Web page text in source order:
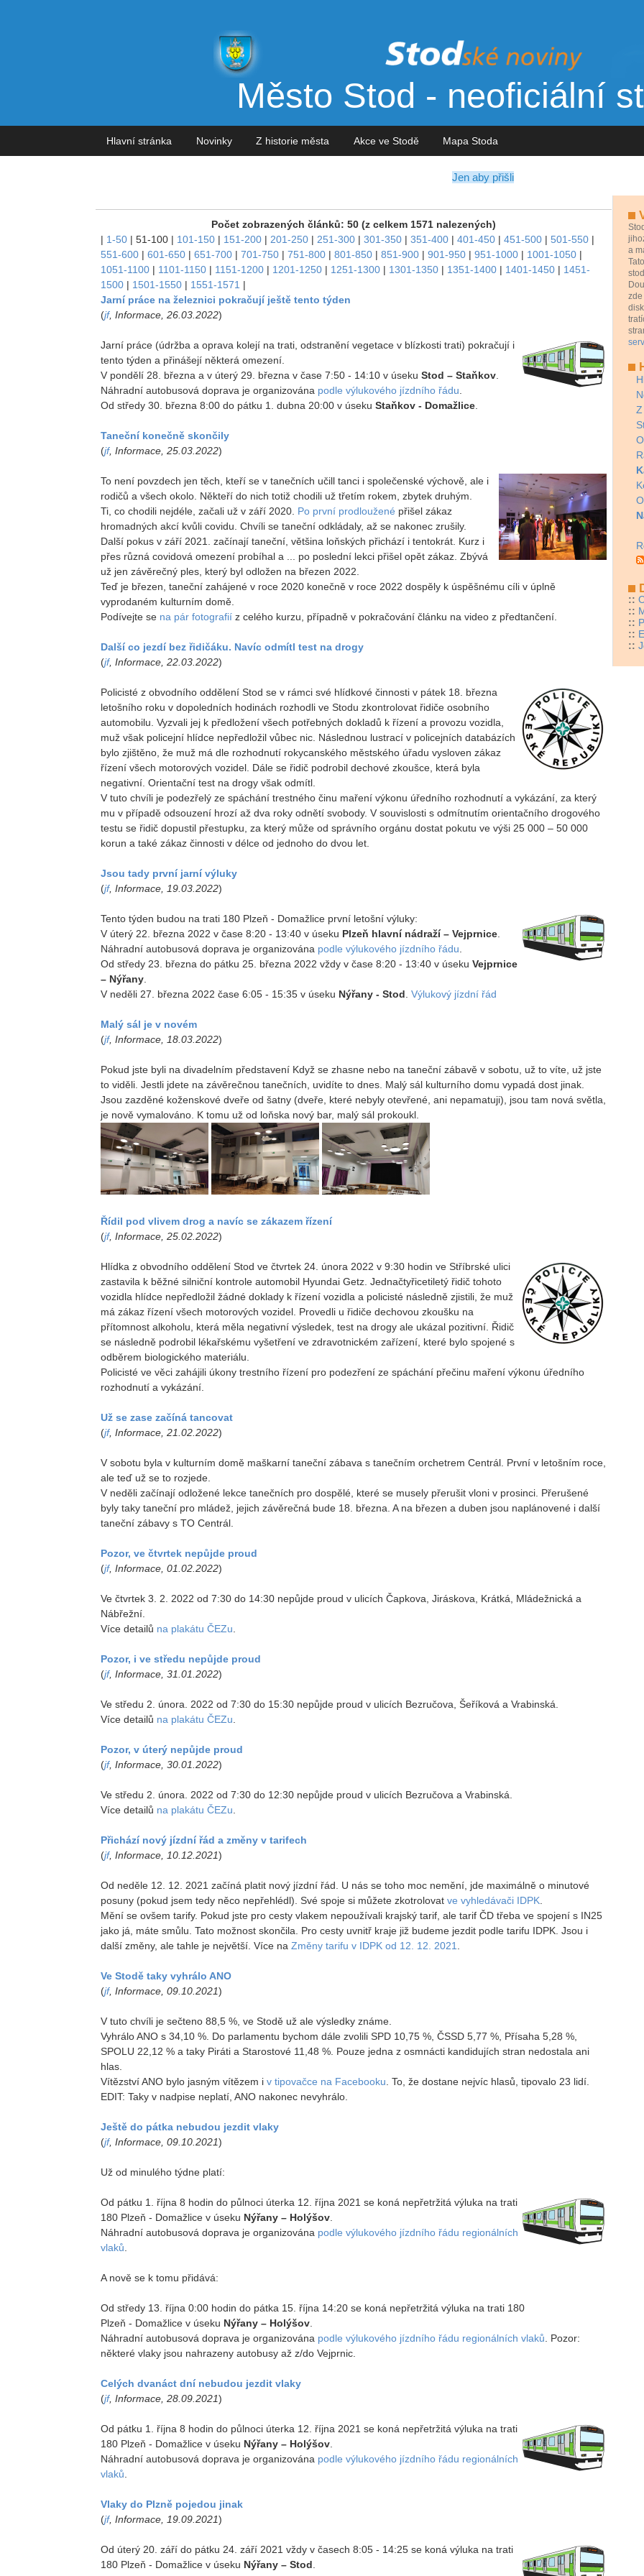
Město Stod - neoficiální
Hlavní stránka Novinky Z historie města Akce ve Stodě Mapa Stoda
Jen aby přišli
Počet zobrazených článků: 50 (z celkem 1571 nalezených)
| 1-50 | 51-100 | 101-150 | 151-200 | 201-250 | 251-300 | 301-350 | 351-400 | 401-450 | 451-500 | 501-550 |
551-600 | 601-650 | 651-700 | 701-750 | 751-800 | 801-850 | 851-900 | 901-950 | 951-1000 | 1001-1050 |
1051-1100 | 1101-1150 | 1151-1200 | 1201-1250 | 1251-1300 | 1301-1350 | 1351-1400 | 1401-1450 | 1451-
1500 | 1501-1550 | 1551-1571 |
Jarní práce na železnici pokračují ještě tento týden
(jf, Informace, 26.03.2022)
Jarní práce (údržba a oprava kolejí na trati, odstranění vegetace v blízkosti trati) pokračují i
tento týden a přinášejí některá omezení.
V pondělí 28. března a v úterý 29. března v čase 7:50 - 14:10 v úseku Stod – Staňkov
Náhradní autobusová doprava je organizována podle výlukového jízdního řádu
Od středy 30. března 8:00 do pátku 1. dubna 20:00 v úseku Staňkov - Domažlice
Taneční konečně skončily
(jf, Informace, 25.03.2022)
To není povzdech jen těch, kteří se v tanečních učill tanci i společenské výchově, ale i
rodičů a všech okolo. Někteří do nich totiž chodili už třetím rokem, zbytek druhým.
Ti, co chodili nejdéle, začali už v září 2020. Po první prodloužené přišel zákaz
hromadných akcí kvůli covidu. Chvíli se taneční odkládaly, až se nakonec zrušily.
Další pokus v září 2021. začínají taneční, většina loňských přichází i tentokrát. Kurz i
přes různá covidová omezení probíhal a ... po poslední lekci přišel opět zákaz. Zbývá
už jen závěrečný ples, který byl odložen na březen 2022.
Teď je březen, taneční zahájené v roce 2020 konečně v roce 2022 dospěly k úspěšnému cíli v úplně
vyprodaném kulturním domě.
Podívejte se na pár fotografií z celého kurzu, případně v pokračování článku na video z předtančení.
Další co jezdí bez řidičáku. Navíc odmítl test na drogy
(jf, Informace, 22.03.2022)
Policisté z obvodního oddělení Stod se v rámci své hlídkové činnosti v pátek 18. března
letošního roku v dopoledních hodinách rozhodli ve Stodu zkontrolovat řidiče osobního
automobilu. Vyzvali jej k předložení všech potřebných dokladů k řízení a provozu vozidla,
muž však policejní hlídce nepředložil vůbec nic. Následnou lustrací v policejních databázích
bylo zjištěno, že muž má dle rozhodnutí rokycanského městského úřadu vysloven zákaz
řízení všech motorových vozidel. Dále se řidič podrobil dechové zkoušce, která byla
negativní. Orientační test na drogy však odmítl.
V tuto chvíli je podezřelý ze spáchání trestného činu maření výkonu úředního rozhodnutí a vykázání, za který
mu v případě odsouzení hrozí až dva roky odnětí svobody. V souvislosti s odmítnutím orientačního drogového
testu se řidič dopustil přestupku, za který může od správního orgánu dostat pokutu ve výši 25 000 – 50 000
korun a také zákaz činnosti v délce od jednoho do dvou let.
Jsou tady první jarní výluky
(jf, Informace, 19.03.2022)
Tento týden budou na trati 180 Plzeň - Domažlice první letošní výluky:
V úterý 22. března 2022 v čase 8:20 - 13:40 v úseku Plzeň hlavní nádraží – Vejprnice
Náhradní autobusová doprava je organizována podle výlukového jízdního řádu
Od středy 23. března do pátku 25. března 2022 vždy v čase 8:20 - 13:40 v úseku Vejprnice
– Nýřany
V neděli 27. března 2022 čase 6:05 - 15:35 v úseku Nýřany - Stod Výlukový jízdní řád
Malý sál je v novém
(jf, Informace, 18.03.2022)
Pokud jste byli na divadelním představení Když se zhasne nebo na taneční zábavě v sobotu, už to víte, už jste
to viděli. Jestli jdete na závěrečnou tanečních, uvidíte to dnes. Malý sál kulturního domu vypadá dost jinak.
Jsou zazděné koženskové dveře od šatny (dveře, které nebyly otevřené, ani nepamatuji), jsou tam nová světla,
je nově vymalováno. K tomu už od loňska nový bar, malý sál prokoukl.
Řídil pod vlivem drog a navíc se zákazem řízení
(jf, Informace, 25.02.2022)
Hlídka z obvodního oddělení Stod ve čtvrtek 24. února 2022 v 9:30 hodin ve Stříbrské ulici
zastavila k běžné silniční kontrole automobil Hyundai Getz. Jednačtyřicetiletý řidič tohoto
vozidla hlídce nepředložil žádné doklady k řízení vozidla a policisté následně zjistili, že muž
má zákaz řízení všech motorových vozidel. Provedli u řidiče dechovou zkoušku na
přítomnost alkoholu, která měla negativní výsledek, test na drogy ale ukázal pozitivní. Řidič
se následně podrobil lékařskému vyšetření ve zdravotnickém zařízení, které bylo spojené s
odběrem biologického materiálu.
Policisté ve věci zahájili úkony trestního řízení pro podezření ze spáchání přečinu maření výkonu úředního
rozhodnutí a vykázání.
Už se zase začíná tancovat
(jf, Informace, 21.02.2022)
V sobotu byla v kulturním domě maškarní taneční zábava s tanečním orchetrem Centrál. První v letošním roce,
ale teď už se to rozjede.
V neděli začínají odložené lekce tanečních pro dospělé, které se musely přerušit vloni v prosinci. Přerušené
byly taky taneční pro mládež, jejich závěrečná bude 18. března. A na březen a duben jsou naplánovené i další
taneční zábavy s TO Centrál.
Pozor, ve čtvrtek nepůjde proud
(jf, Informace, 01.02.2022)
Ve čtvrtek 3. 2. 2022 od 7:30 do 14:30 nepůjde proud v ulicích Čapkova, Jiráskova, Krátká, Mládežnická a
Nábřežní.
Více detailů na plakátu ČEZu
Pozor, i ve středu nepůjde proud
(jf, Informace, 31.01.2022)
Ve středu 2. února. 2022 od 7:30 do 15:30 nepůjde proud v ulicích Bezručova, Šeříková a Vrabinská.
Více detailů na plakátu ČEZu
Pozor, v úterý nepůjde proud
(jf, Informace, 30.01.2022)
Ve středu 2. února. 2022 od 7:30 do 12:30 nepůjde proud v ulicích Bezručova a Vrabinská.
Více detailů na plakátu ČEZu
Přichází nový jízdní řád a změny v tarifech
(jf, Informace, 10.12.2021)
Od neděle 12. 12. 2021 začíná platit nový jízdní řád. U nás se toho moc nemění, jde maximálně o minutové
posuny (pokud jsem tedy něco nepřehlédl). Své spoje si můžete zkotrolovat ve vyhledávači IDPK
Mění se ovšem tarify. Pokud jste pro cesty vlakem nepoužívali krajský tarif, ale tarif ČD třeba ve spojení s IN25
jako já, máte smůlu. Tato možnost skončila. Pro cesty uvnitř kraje již budeme jezdit podle tarifu IDPK. Jsou i
další změny, ale tahle je největší. Více na Změny tarifu v IDPK od 12. 12. 2021
Ve Stodě taky vyhrálo ANO
(jf, Informace, 09.10.2021)
V tuto chvíli je sečteno 88,5 %, ve Stodě už ale výsledky známe.
Vyhrálo ANO s 34,10 %. Do parlamentu bychom dále zvolili SPD 10,75 %, ČSSD 5,77 %, Přísaha 5,28 %,
SPOLU 22,12 % a taky Piráti a Starostové 11,48 %. Pouze jedna z osmnácti kandidujích stran nedostala ani
hlas.
Vítězství ANO bylo jasným vítězem i v tipovačce na Facebooku . To, že dostane nejvíc hlasů, tipovalo 23 lidí.
EDIT: Taky v nadpise neplatí, ANO nakonec nevyhrálo.
Ještě do pátka nebudou jezdit vlaky
(jf, Informace, 09.10.2021)
Už od minulého týdne platí:
Od pátku 1. října 8 hodin do půlnoci úterka 12. října 2021 se koná nepřetržitá výluka na trati
180 Plzeň - Domažlice v úseku Nýřany – Holýšov
Náhradní autobusová doprava je organizována podle výlukového jízdního řádu regionálních
vlaků
A nově se k tomu přidává:
Od středy 13. října 0:00 hodin do pátka 15. října 14:20 se koná nepřetržitá výluka na trati 180
Plzeň - Domažlice v úseku Nýřany – Holýšov
Náhradní autobusová doprava je organizována podle výlukového jízdního řádu regionálních vlaků . Pozor:
některé vlaky jsou nahrazeny autobusy až z/do Vejprnic.
Celých dvanáct dní nebudou jezdit vlaky
(jf, Informace, 28.09.2021)
Od pátku 1. října 8 hodin do půlnoci úterka 12. října 2021 se koná nepřetržitá výluka na trati
180 Plzeň - Domažlice v úseku Nýřany – Holýšov
Náhradní autobusová doprava je organizována podle výlukového jízdního řádu regionálních
vlaků
Vlaky do Plzně pojedou jinak
(jf, Informace, 19.09.2021)
Od úterý 20. září do pátku 24. září 2021 vždy v časech 8:05 - 14:25 se koná výluka na trati
180 Plzeň - Domažlice v úseku Nýřany – Stod
a
zde
::
::
::
::
::